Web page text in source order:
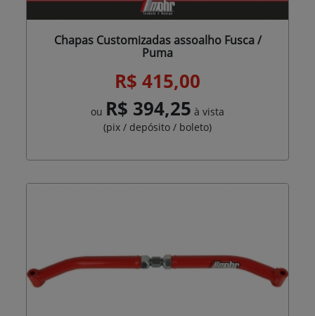
Chapas Customizadas assoalho Fusca /
Puma
R$ 415,00
ou R$ 394,25 à vista
(pix / depósito / boleto)